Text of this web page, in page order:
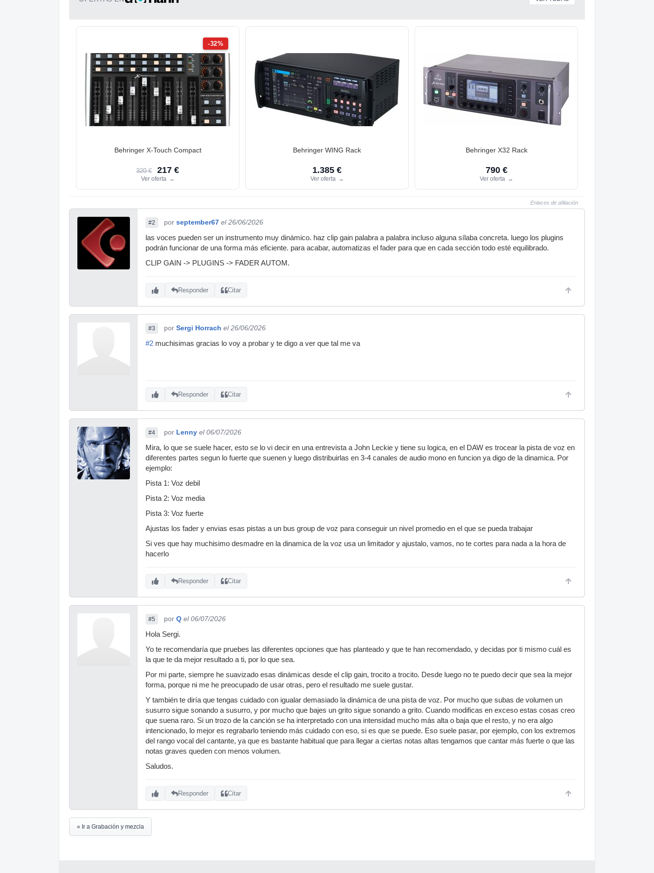
-32%
Behringer X-Touch Compact
320 € 217 €
Ver oferta →
Behringer WING Rack
1.385 €
Ver oferta →
Behringer X32 Rack
790 €
Ver oferta →
Enlaces de afiliación
#2 por september67 el 26/06/2026
las voces pueden ser un instrumento muy dinámico. haz clip gain palabra a palabra incluso alguna sílaba concreta. luego los plugins
podrán funcionar de una forma más eficiente. para acabar, automatizas el fader para que en cada sección todo esté equilibrado.
CLIP GAIN -> PLUGINS -> FADER AUTOM.
Responder Citar
#3 por Sergi Horrach el 26/06/2026
#2 muchisimas gracias lo voy a probar y te digo a ver que tal me va
Responder Citar
#4 por Lenny el 06/07/2026
Mira, lo que se suele hacer, esto se lo vi decir en una entrevista a John Leckie y tiene su logica, en el DAW es trocear la pista de voz en
diferentes partes segun lo fuerte que suenen y luego distribuirlas en 3-4 canales de audio mono en funcion ya digo de la dinamica. Por
ejemplo:
Pista 1: Voz debil
Pista 2: Voz media
Pista 3: Voz fuerte
Ajustas los fader y envias esas pistas a un bus group de voz para conseguir un nivel promedio en el que se pueda trabajar
Si ves que hay muchisimo desmadre en la dinamica de la voz usa un limitador y ajustalo, vamos, no te cortes para nada a la hora de
hacerlo
Responder Citar
#5 por Q el 06/07/2026
Hola Sergi.
Yo te recomendaría que pruebes las diferentes opciones que has planteado y que te han recomendado, y decidas por ti mismo cuál es
la que te da mejor resultado a ti, por lo que sea.
Por mi parte, siempre he suavizado esas dinámicas desde el clip gain, trocito a trocito. Desde luego no te puedo decir que sea la mejor
forma, porque ni me he preocupado de usar otras, pero el resultado me suele gustar.
Y también te diría que tengas cuidado con igualar demasiado la dinámica de una pista de voz. Por mucho que subas de volumen un
susurro sigue sonando a susurro, y por mucho que bajes un grito sigue sonando a grito. Cuando modificas en exceso estas cosas creo
que suena raro. Si un trozo de la canción se ha interpretado con una intensidad mucho más alta o baja que el resto, y no era algo
intencionado, lo mejor es regrabarlo teniendo más cuidado con eso, si es que se puede. Eso suele pasar, por ejemplo, con los extremos
del rango vocal del cantante, ya que es bastante habitual que para llegar a ciertas notas altas tengamos que cantar más fuerte o que las
notas graves queden con menos volumen.
Saludos.
Responder Citar
« Ir a Grabación y mezcla